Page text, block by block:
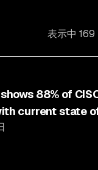
表示中
88% of
current state